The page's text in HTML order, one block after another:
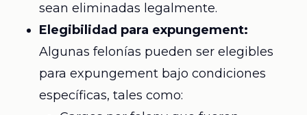
sean eliminadas legalmente.
Elegibilidad para expungement:
Algunas felonías pueden ser elegibles
para expungement bajo condiciones
específicas, tales como: